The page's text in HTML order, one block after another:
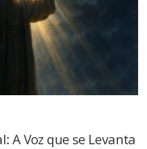
A Voz que se Levanta